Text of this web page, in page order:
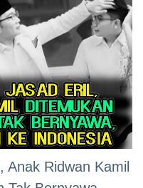
Anak Ridwan Kamil